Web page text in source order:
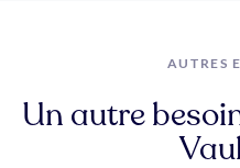
AUTRES
Un autre